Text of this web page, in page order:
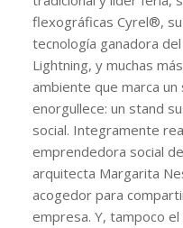
flexográficas Cyrel®,
tecnología ganadora
Lightning, y muchas
ambiente que marca
enorgullece: un stand
social. Integramente
emprendedora social
arquitecta Margarita
acogedor para
empresa. Y, tampoco